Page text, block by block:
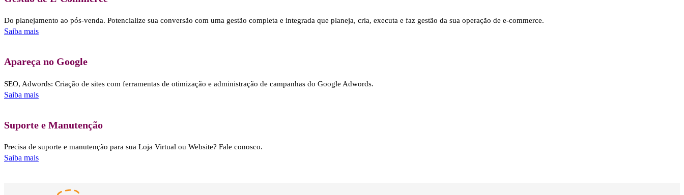
Do planejamento ao pós-venda. Potencialize sua conversão com uma gestão completa e integrada que planeja, cria, executa e faz gestão da sua operação de e-commerce.
Saiba mais
Apareça no Google
SEO, Adwords: Criação de sites com ferramentas de otimização e administração de campanhas do Google Adwords.
Saiba mais
Suporte e Manutenção
Precisa de suporte e manutenção para sua Loja Virtual ou Website? Fale conosco.
Saiba mais